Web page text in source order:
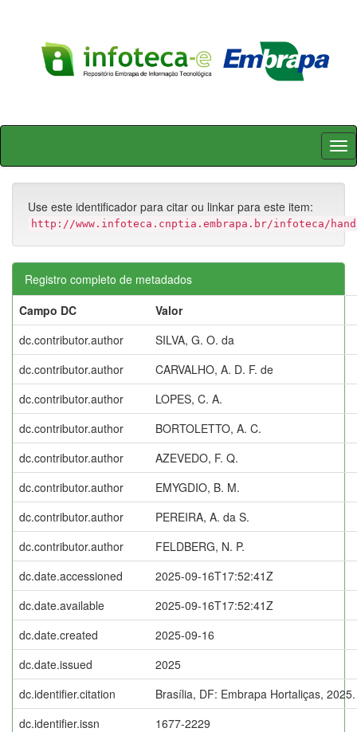
Skip
Use este identificador para citar ou linkar para este item:
http://www.infoteca.cnptia.embrapa.br/infoteca/
Registro completo de metadados
Campo DC
Valor
dc.contributor.author
SILVA, G. O. da
dc.contributor.author
CARVALHO, A. D. F. de
dc.contributor.author
LOPES, C. A.
dc.contributor.author
BORTOLETTO, A. C.
dc.contributor.author
AZEVEDO, F. Q.
dc.contributor.author
EMYGDIO, B. M.
dc.contributor.author
PEREIRA, A. da S.
dc.contributor.author
FELDBERG, N. P.
dc.date.accessioned
2025-09-16T17:52:41Z
dc.date.available
2025-09-16T17:52:41Z
dc.date.created
2025-09-16
dc.date.issued
2025
dc.identifier.citation
Brasília, DF: Embrapa Hortaliças, 2025.
dc.identifier.issn
1677-2229